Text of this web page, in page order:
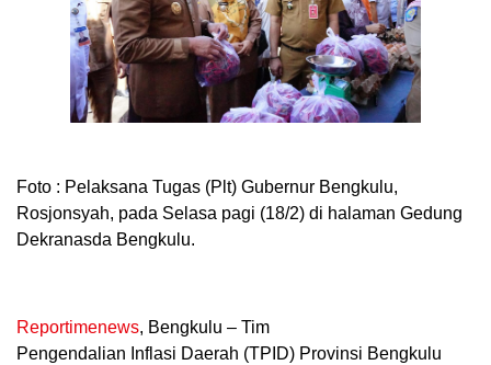
Foto : Pelaksana Tugas (Plt) Gubernur Bengkulu,
Rosjonsyah, pada Selasa pagi (18/2) di halaman Gedung
Dekranasda Bengkulu.
Reportimenews, Bengkulu – Tim
Pengendalian Inflasi Daerah (TPID) Provinsi Bengkulu